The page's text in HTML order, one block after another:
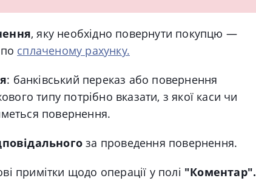
, яку необхідно повернути покупцю —
сплаченому рахунку.
: банківський переказ або повернення
типу потрібно вказати, з якої каси чи
повернення.
за проведення повернення.
примітки щодо операції у полі "Коментар".